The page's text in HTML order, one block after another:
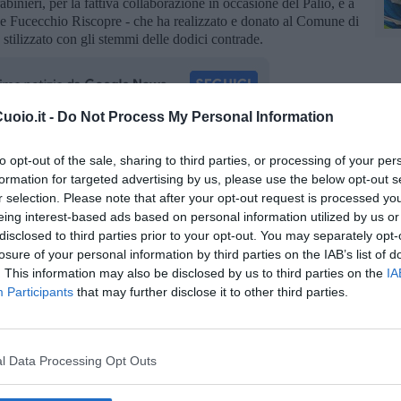
- Do Not Process My Personal Information
opt-out of the sale, sharing to third parties, or processing of your
for targeted advertising by us, please use the below opt-out
selection. Please note that after your opt-out request is processed
interest-based ads based on personal information utilized by us
to third parties prior to your opt-out. You may separately
of your personal information by third parties on the IAB’s list of
This information may also be disclosed by us to third parties on the
Participants that may further disclose it to other third parties.
Data Processing Opt Outs
Fucecchio Riscopre - che ha realizzato e donato al Comune di
con gli stemmi delle dodici contrade.
iscriviti allaNewsletter QUInews - ToscanaMedia.
nella tua casella di posta.